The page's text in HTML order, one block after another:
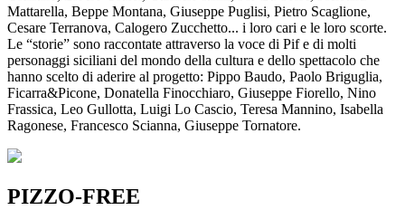
Mattarella, Beppe Montana, Giuseppe Puglisi, Pietro Scaglione,
Cesare Terranova, Calogero Zucchetto... i loro cari e le loro scorte.
Le “storie” sono raccontate attraverso la voce di Pif e di molti
personaggi siciliani del mondo della cultura e dello spettacolo che
hanno scelto di aderire al progetto: Pippo Baudo, Paolo Briguglia,
Ficarra&Picone, Donatella Finocchiaro, Giuseppe Fiorello, Nino
Frassica, Leo Gullotta, Luigi Lo Cascio, Teresa Mannino, Isabella
Ragonese, Francesco Scianna, Giuseppe Tornatore.
PIZZO-FREE